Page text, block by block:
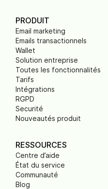
PRODUIT
Email marketing
Emails transactionnels
Wallet
Solution entreprise
Toutes les fonctionnalités
Tarifs
Intégrations
RGPD
Securité
Nouveautés produit
RESSOURCES
Centre d’aide
État du service
Communauté
Blog